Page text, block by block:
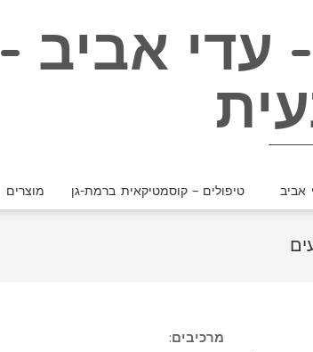
עדי אביב -
מוצרים טיפולים – קוסמטיקאית ברמת-גן אביב
מרכיבים: